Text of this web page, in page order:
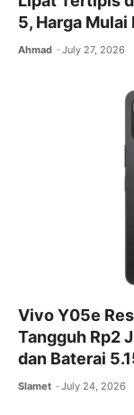
5, Harga Mulai
Ahmad July 27, 2026
Vivo Y05e
Tangguh Rp2
dan Baterai
Slamet July 24, 2026